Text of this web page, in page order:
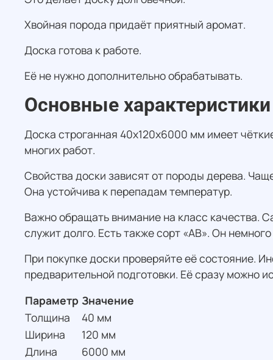
Хвойная порода придаёт приятный аромат.
Доска готова к работе.
Её не нужно дополнительно обрабатывать.
Основные характеристики
Доска строганная 40х120х6000 мм имеет
многих работ.
Свойства доски зависят от породы дерева.
Она устойчива к перепадам температур.
Важно обращать внимание на класс качества.
служит долго. Есть также сорт «АВ». Он
При покупке доски проверяйте её состояние.
предварительной подготовки. Её сразу можно
Параметр Значение
Толщина
40 мм
Ширина
120 мм
Длина
6000 мм